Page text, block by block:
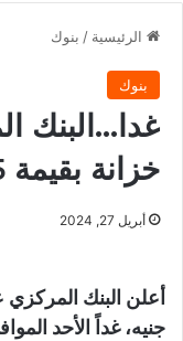
الرئيسية / بنوك
بنوك
غدا…البنك
خزانة بقيمة 55 مليار جنيه
أبريل 27, 2024